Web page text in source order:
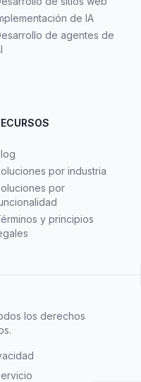
de IA
de agentes de
por industria
por
y principios
los derechos